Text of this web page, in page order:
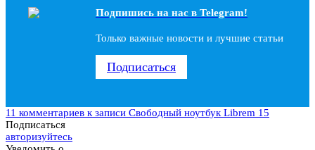
Подпишись на наc в Telegram!
Только важные новости и лучшие статьи
Подписаться
11 комментариев к записи Свободный ноутбук Librem 15
Подписаться
авторизуйтесь